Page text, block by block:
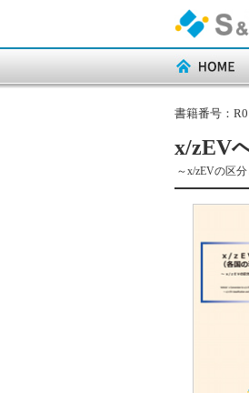
書籍番号：
x/zEV
～x/zEVの区